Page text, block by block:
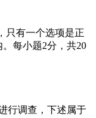
只有一个选项是正
每小题2分，共20
行调查，下述属于